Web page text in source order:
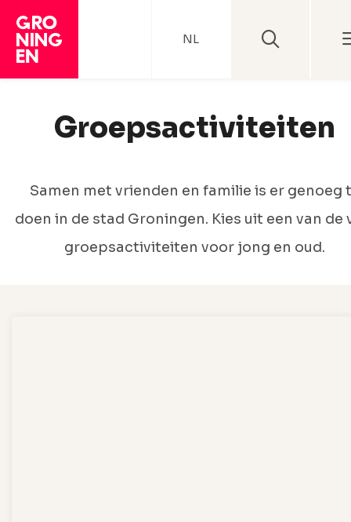
NL
Groepsactiviteiten
Samen met vrienden en familie is er genoeg
doen in de stad Groningen. Kies uit een van de
groepsactiviteiten voor jong en oud.